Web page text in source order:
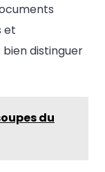
et
distinguer
du